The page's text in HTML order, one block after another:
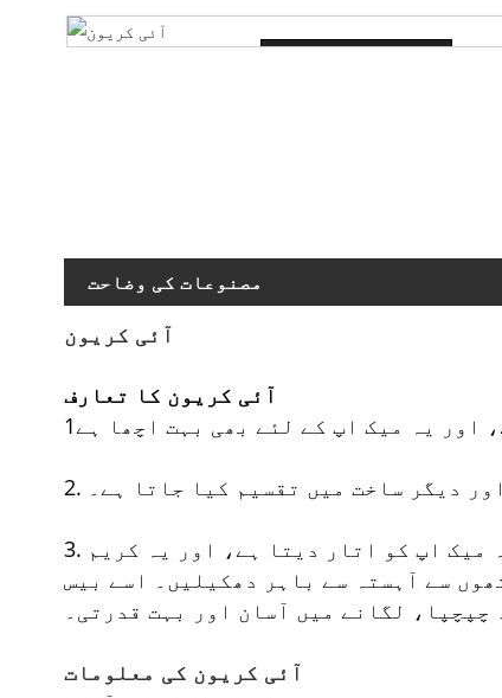
مصنوعات کی وضاحت
آئی کریون
آئی کریون کا تعارف
1
دیگر ساخت میں تقسیم کیا جاتا ہے۔
3. قلم کی شکل، جیسے گھنٹہ کریون۔ لے جانے میں آسان۔ آئی شیڈو پاؤڈر کی طرح اڑنا آسان نہیں، یہ میک اپ کو اتار دیتا ہے، اور یہ کریم
سے آہستہ سے باہر دھکیلیں۔ اسے بیس
لگانے میں آسان اور بہت قدرتی۔
آئی کریون کی معلومات